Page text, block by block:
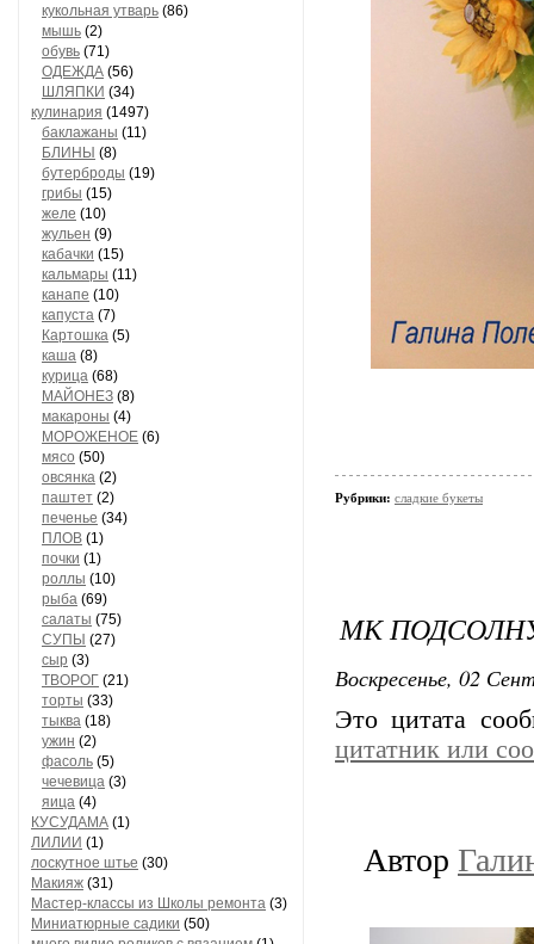
кукольная утварь (86)
мышь (2)
обувь (71)
ОДЕЖДА (56)
ШЛЯПКИ (34)
кулинария (1497)
баклажаны (11)
БЛИНЫ (8)
бутерброды (19)
грибы (15)
желе (10)
жульен (9)
кабачки (15)
кальмары (11)
канапе (10)
капуста (7)
Картошка (5)
каша (8)
курица (68)
МАЙОНЕЗ (8)
макароны (4)
МОРОЖЕНОЕ (6)
мясо (50)
овсянка (2)
паштет (2)
печенье (34)
ПЛОВ (1)
почки (1)
роллы (10)
рыба (69)
салаты (75)
СУПЫ (27)
сыр (3)
ТВОРОГ (21)
торты (33)
тыква (18)
ужин (2)
фасоль (5)
чечевица (3)
яица (4)
КУСУДАМА (1)
ЛИЛИИ (1)
лоскутное штье (30)
Макияж (31)
Мастер-классы из Школы ремонта (3)
Миниатюрные садики (50)
Рубрики: сладкие букеты
МК
Воскресенье, 02
Это цитата
цитатник или
Автор